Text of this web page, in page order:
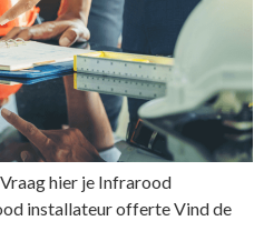
hier je Infrarood
installateur offerte Vind de